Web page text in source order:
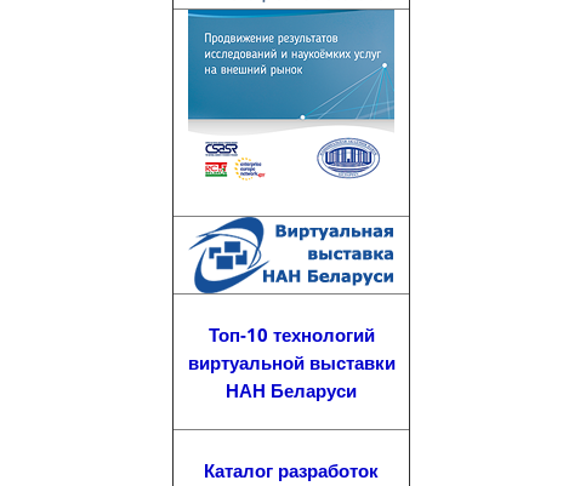
Топ-10 технологий
виртуальной выставки
НАН Беларуси
Каталог разработок